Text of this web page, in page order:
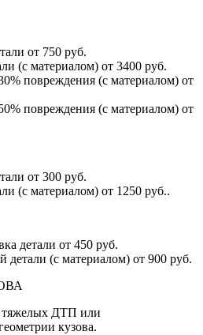
от 750 руб.
(с материалом) от 3400 руб.
повреждения (с материалом) от
повреждения (с материалом) от
от 300 руб.
(с материалом) от 1250 руб..
детали от 450 руб.
детали (с материалом) от 900 руб.
тяжелых ДТП или
кузова.